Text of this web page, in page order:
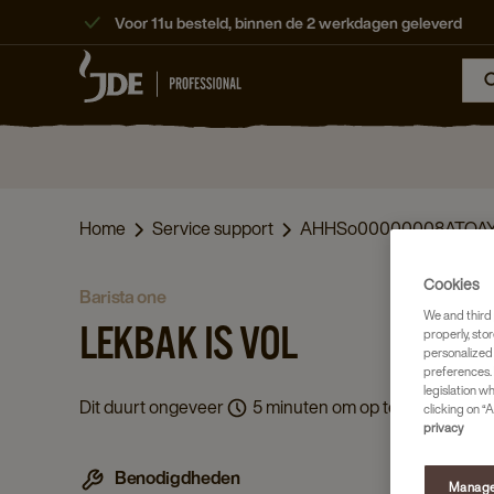
Voor 11u besteld, binnen de 2 werkdagen geleverd
Home Service support
barista one
LEKBAK IS VOL
Dit duurt ongeveer 5 minuten om op te lossen.
Benodigdheden
Cookies
We and
properly,
legislation
clicking on
privacy